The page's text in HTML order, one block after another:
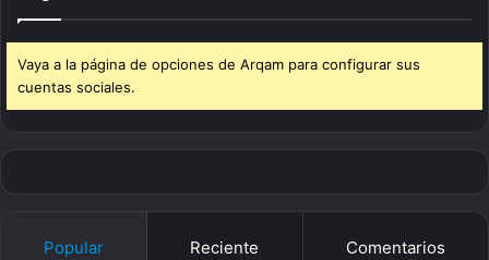
Vaya a la página de opciones de Arqam para configurar sus
cuentas sociales.
Popular Reciente Comentarios